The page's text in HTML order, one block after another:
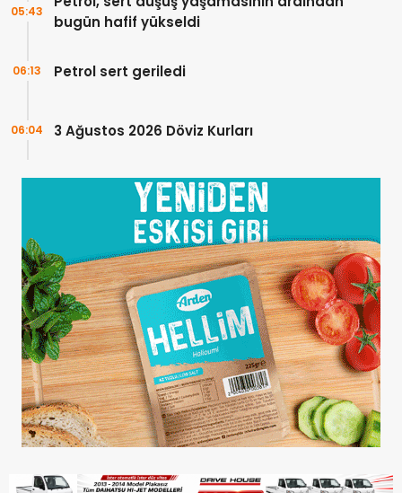
bugün hafif yükseldi
05:43
Petrol sert geriledi
06:13
3 Ağustos 2026 Döviz Kurları
06:04